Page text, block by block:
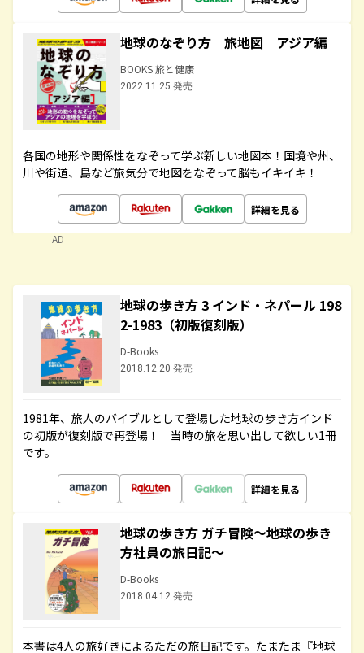
地球のなぞり方 旅地図 アジア編
BOOKS 旅と健康
2022.11.25 発売
各国の地形や関係性をなぞって学ぶ新しい地図本！国境や州、
川や街道、島など旅気分で地図をなぞって脳もイキイキ！
詳細を見る
AD
地球の歩き方 3 インド・ネパール 198
2-1983（初版復刻版）
D-Books
2018.12.20 発売
1981年、旅人のバイブルとして登場した地球の歩き方インド
の初版が復刻版で再登場！ 当時の旅を思い出して欲しい1冊
です。
詳細を見る
地球の歩き方 ガチ冒険～地球の歩き
方社員の旅日記～
D-Books
2018.04.12 発売
本書は4人の旅好きによるただの旅日記です。たまたま『地球